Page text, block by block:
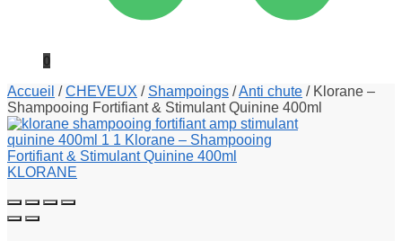
0
Accueil /CHEVEUX / Shampoings /Anti chute / Klorane –
Shampooing Fortifiant & Stimulant Quinine 400ml